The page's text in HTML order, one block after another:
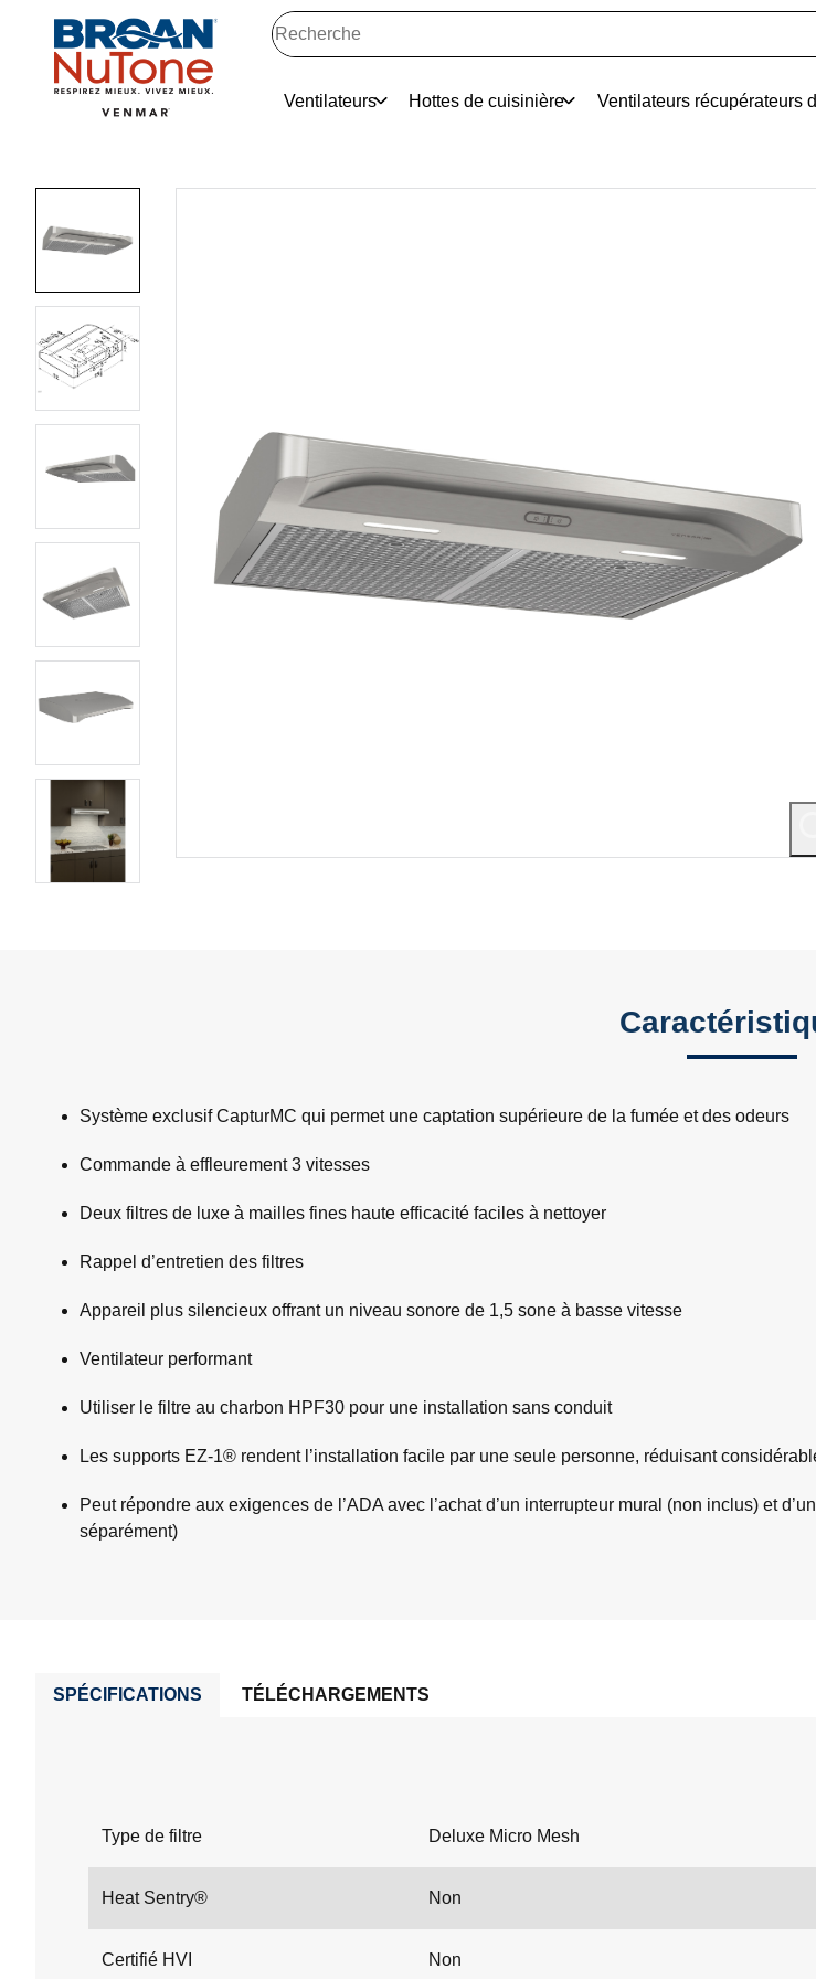
Ventilateurs Hottes de cuisinière Ventilateurs récupérateurs
Système exclusif CapturMC qui permet une captation supérieure de la fumée et des odeurs
Commande à effleurement 3 vitesses
Deux filtres de luxe à mailles fines haute efficacité faciles à nettoyer
Rappel d’entretien des filtres
Appareil plus silencieux offrant un niveau sonore de 1,5 sone à basse vitesse
Ventilateur performant
Utiliser le filtre au charbon HPF30 pour une installation sans conduit
Les supports EZ-1® rendent l’installation facile par une seule personne, réduisant
Peut répondre aux exigences de l’ADA avec l’achat d’un interrupteur mural (non inclus) et
séparément)
SPÉCIFICATIONS TÉLÉCHARGEMENTS
Type de filtre Deluxe Micro Mesh
Heat Sentry® Non
Certifié HVI Non